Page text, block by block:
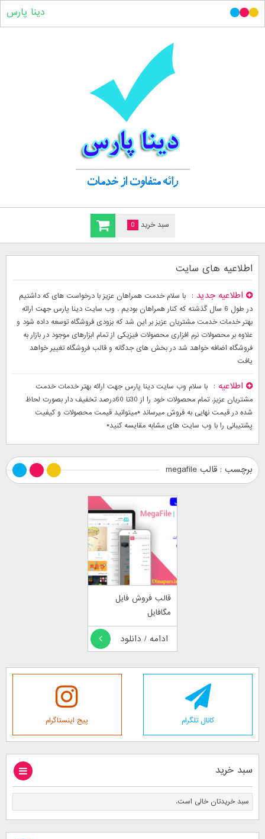
سبد خرید 0
دینا پارس
اطلاعیه های سایت
اطلاعیه جدید
با سلام خدمت همراهان عزیز با درخواست های که داشتیم
در طول 6 سال گذشته که کنار همراهان بودیم . وب سایت دینا پارس جهت ارائه
بهتر خدمات خدمت مشتریان عزیز بر این شد که بزودی فروشگاه توسعه داده شود و
علاوه بر محصولات نرم افزاری محصولات فیزیکی از تمام ابزارهای موجود در بازار به
فروشگاه اضافه خواهد شد در بخش های جدگانه و قالب فروشگاه تغییر خواهد
یافت
اطلاعیه
با سلام وب سایت دینا پارس جهت ارائه بهتر خدمات خدمت
مشتریان عزیز. تمام محصولات خود را از 30تا 60درصد تخفیف دار بصورت لحاظ
شده در قیمت نهایی به فروش میرساند *میتوانید قیمت محصولات و کیفیت
پشتیبانی را با وب سایت های مشابه مقایسه کنید*
برچسب : قالب megafile
قالب فروش فایل
مگافایل
ادامه / دانلود
کانال تلگرام پیج اینستاگرام
سبد خرید
سبد خریدتان خالی است.